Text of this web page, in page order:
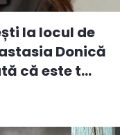
la locul de
Donică
că este t...